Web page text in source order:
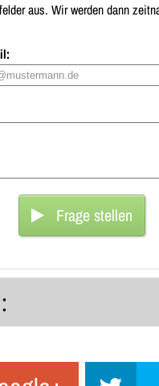
aus. Wir werden dann
Frage stellen